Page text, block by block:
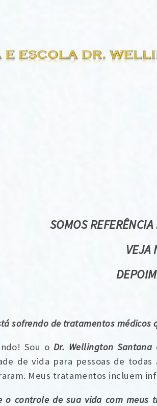
SOMOS
VEJA
sofrendo de tratamentos
Sou o Dr. Wellington Santana
de vida para pessoas de
Meus tratamentos incluem
o controle de sua vida com meus